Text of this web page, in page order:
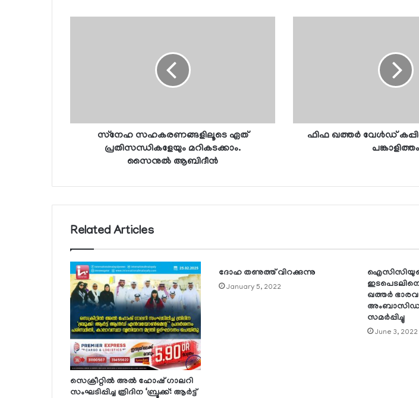
സ്‌നേഹ സഹകരണങ്ങളിലൂടെ ഏത്
പ്രതിസന്ധികളേയും മറികടക്കാം.
സൈനുല്‍ ആബിദീന്‍
ഫിഫ ഖത്തര്‍ വേള്‍ഡ്
പങ്കാളിത്തം
Related Articles
സെക്രീറ്റില്‍ അല്‍ ഹോഷ് ഗാലറി
സംഘടിപ്പിച്ച ത്രിദിന ‘ബ്രൂക്ക്: ആര്‍ട്ട്
ദോഹ തണുത്ത് വിറക്കുന്നു
January 5, 2022
ഖത്തര്‍
സമര്‍പ്പിച്ചു
June 3, 2022